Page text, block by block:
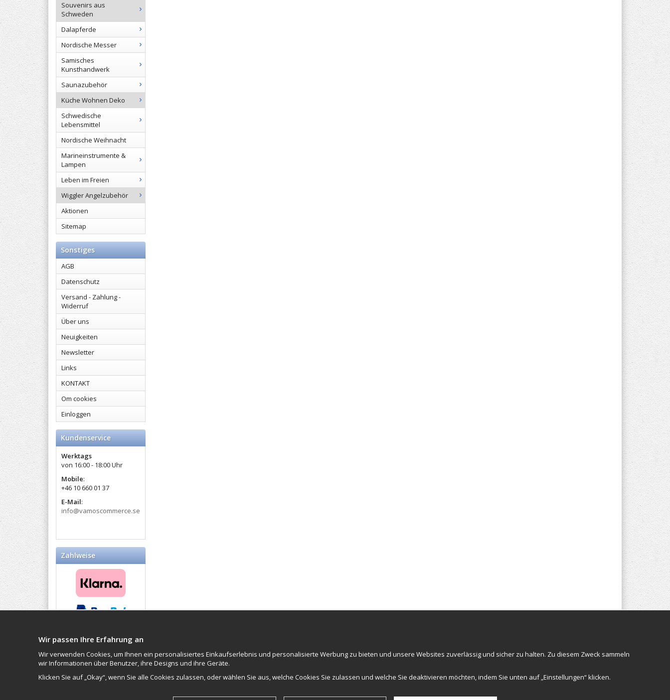
Souvenirs aus
Schweden
Dalapferde
Nordische Messer
Samisches
Kunsthandwerk
Saunazubehör
Küche Wohnen Deko
Schwedische
Lebensmittel
Nordische Weihnacht
Marineinstrumente &
Lampen
Leben im Freien
Wiggler Angelzubehör
Aktionen
Sitemap
Sonstiges
AGB
Datenschutz
Versand - Zahlung -
Widerruf
Über uns
Neuigkeiten
Newsletter
Links
KONTAKT
Om cookies
Einloggen
Kundenservice
Werktags
von 16:00 - 18:00 Uhr
Mobile:​
+46 10 660 01 37
E-Mail:
info@vamoscommerce.se
Zahlweise
Balticproducts.eu- Your
Northern European online
storesince 2007
Anmelden
VAMOS Commerce AB
Organisationsnummer: 559502-0453
Wir passen Ihre Erfahrung an
Wir verwenden Cookies, um Ihnen ein personalisiertes Einkaufserlebnis und personalisierte Werbung zu bieten und unsere Websites zuverlässig und sicher zu halten. Zu diesem Zweck sammeln
wir Informationen über Benutzer, ihre Designs und ihre Geräte.
Klicken Sie auf „Okay“, wenn Sie alle Cookies zulassen, oder wählen Sie aus, welche Cookies Sie zulassen und welche Sie deaktivieren möchten, indem Sie unten auf „Einstellungen“ klicken.